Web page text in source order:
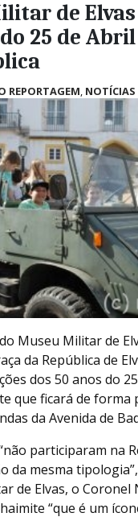
de Elvas
25 de
REPORTAGEM, NOTÍCIAS
Museu Militar de
da República de
dos 50 anos do
que ficará de forma
da Avenida de
participaram na
da mesma
de Elvas, o Coronel
“que é um